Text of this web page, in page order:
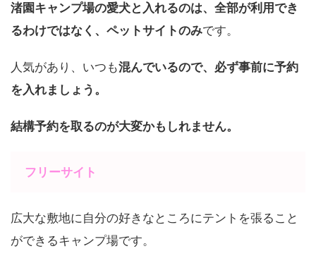
渚園キャンプ場の愛犬と入れるのは、全部が利用でき
るわけではなく、ペットサイトのみです。
人気があり、いつも混んでいるので、必ず事前に予約
を入れましょう。
結構予約を取るのが大変かもしれません。
フリーサイト
広大な敷地に自分の好きなところにテントを張ること
ができるキャンプ場です。